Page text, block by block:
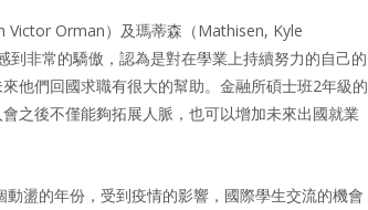
Victor Orman）及瑪蒂森（Mathisen, Kyle
非常的驕傲，認為是對在學業上持續努力的自己的
他們回國求職有很大的幫助。金融所碩士班2年級的
之後不僅能夠拓展人脈，也可以增加未來出國就業
盪的年份，受到疫情的影響，國際學生交流的機會